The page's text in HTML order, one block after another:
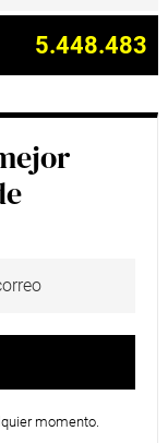
5.448.483
momento.